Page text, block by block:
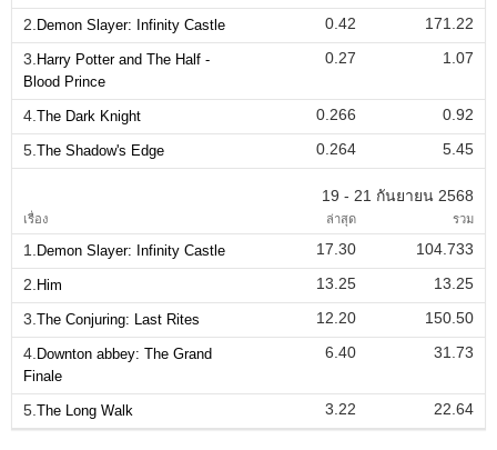
2. Demon Slayer: Infinity Castle 0.42
171.22
3. Harry Potter and The Half -
Blood Prince
0.27 1.07
4. The Dark Knight 0.266
0.92
5. The Shadow's Edge 0.264 5.45
19 - 21 กันยายน 2568
เรื่อง ล่าสุด รวม
1. Demon Slayer: Infinity Castle 17.30
104.733
2. Him 13.25
13.25
3. The Conjuring: Last Rites 12.20
150.50
4. Downton abbey: The Grand
Finale
6.40 31.73
5. The Long Walk 3.22 22.64